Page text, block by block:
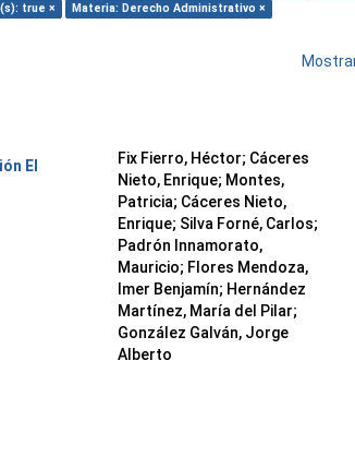
true ×
Materia: Derecho Administrativo ×
El
Fix Fierro, Héctor; Cáceres
Nieto, Enrique; Montes,
Patricia; Cáceres Nieto,
Enrique; Silva Forné, Carlos;
Padrón Innamorato,
Mauricio; Flores Mendoza,
Imer Benjamín; Hernández
Martínez, María del Pilar;
González Galván, Jorge
Alberto